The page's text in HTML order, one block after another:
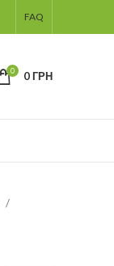
FAQ
0 0ГРН